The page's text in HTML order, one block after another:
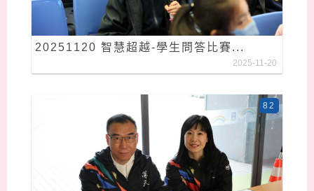
20251120 智慧超越-學生問答比賽...
2025-11-20
82